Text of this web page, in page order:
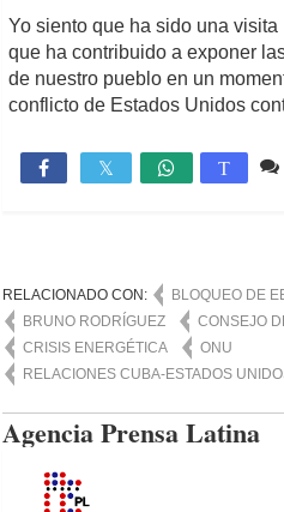
Yo siento que ha sido una
que ha contribuido a exponer
de nuestro pueblo en un
conflicto de Estados Unidos
 T
RELACIONADO CON:
BLOQUEO DE
BRUNO RODRÍGUEZ
CONSEJO
CRISIS ENERGÉTICA
ONU
RELACIONES CUBA-ESTADOS
Agencia Prensa Latina